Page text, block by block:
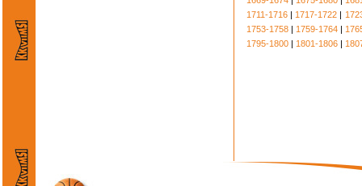
1711-1716 | 1717-1722 |
1753-1758 | 1759-1764 |
1795-1800 | 1801-1806 |